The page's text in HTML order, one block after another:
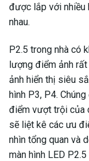
được lắp với nhiều
nhau.
P2.5 trong nhà có
lượng điểm ảnh rất
ảnh hiển thị siêu
hình P3, P4.
điểm vượt trội của
sẽ liệt kê các ưu
nhìn tổng quan và
màn hình LED P2.5